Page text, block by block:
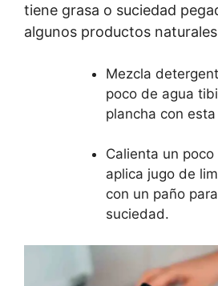
tiene grasa o suciedad
algunos productos
Mezcla
poco de agua
plancha con
Calienta un
aplica jugo de
con un paño
suciedad.